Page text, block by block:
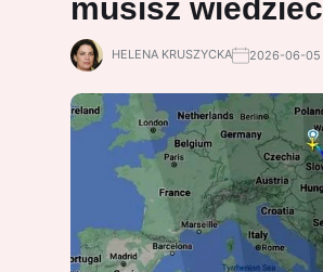
musisz wiedzieć
HELENA KRUSZYCKA 2026-06-05